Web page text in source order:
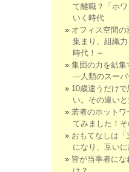
て離職？「ホ
いく時代
オフィス空間
集まり、組織
時代！～
集団の力を結
―人類のスー
10歳違うだけ
い。その違いと
若者のホット
てみました！
おもてなしは
になり、互い
皆が当事者に